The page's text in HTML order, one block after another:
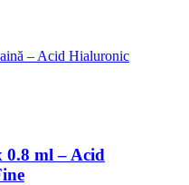
0.8 ml – Acid